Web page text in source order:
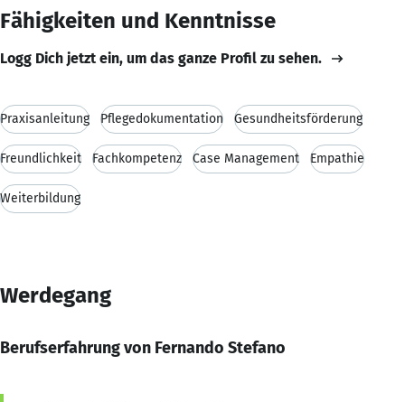
Fähigkeiten und Kenntnisse
Logg Dich jetzt ein, um das ganze Profil zu sehen.
Praxisanleitung Pflegedokumentation Gesundheitsförderung
Freundlichkeit Fachkompetenz Case Management Empathie
Weiterbildung
Werdegang
Berufserfahrung von Fernando Stefano